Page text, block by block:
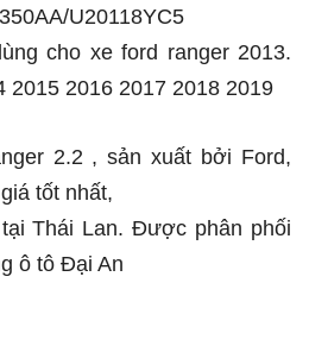
U20118YC5
cho xe ford ranger 2013.
2015 2016 2017 2018 2019
2.2 , sản xuất bởi Ford,
tốt nhất,
Thái Lan. Được phân phối
ô tô Đại An